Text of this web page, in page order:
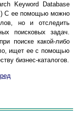
Keyword Database
) С ее помощью можно
но и отследить
поисковых задач.
поиске какой-либо
ищет ее с помощью
бизнес-каталогов.